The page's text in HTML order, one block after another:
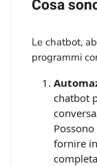
Cosa
Le chatbot,
programmi
istantanea,
piattaforme
Le chatbot
e possono
settori.
chatbot
fornire